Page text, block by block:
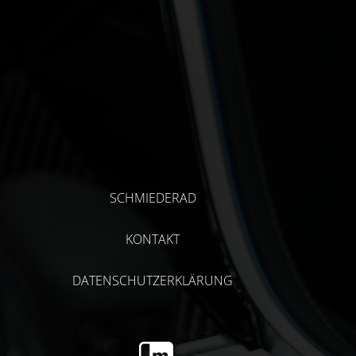
SCHMIEDERAD
KONTAKT
DATENSCHUTZERKLÄRUNG